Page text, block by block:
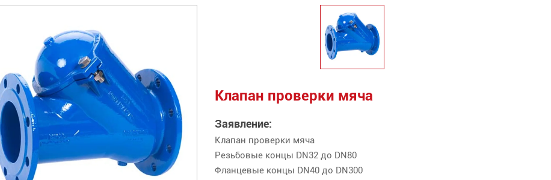
Клапан проверки мяча
Заявление:
Клапан проверки мяча
Резьбовые концы DN32 до DN80
Фланцевые концы DN40 до DN300